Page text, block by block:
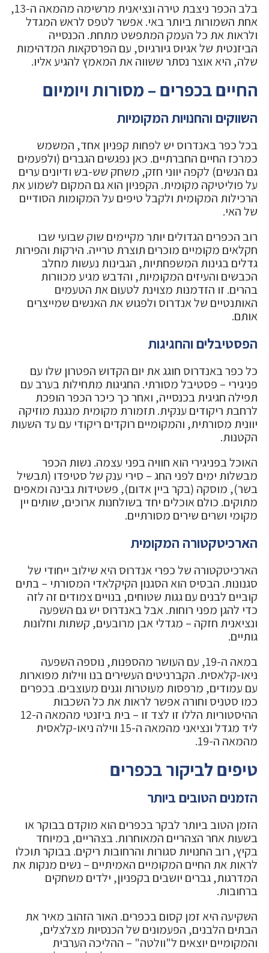
בלב הכפר ניצבת טירה ונציאנית מרשימה מהמאה ה-13,
אחת השמורות ביותר באי. אפשר לטפס לראש המגדל
ולראות את כל העמק המתפשט מתחת. הכנסייה
הביזנטית של אגיוס גיורגיוס, עם הפרסקאות המדהימות
שלה, היא אוצר נסתר ששווה את המאמץ להגיע אליו.
החיים בכפרים – מסורות ויומיום
השווקים והחנויות המקומיות
בכל כפר באנדרוס יש לפחות קפניון אחד, המשמש
כמרכז החיים החברתיים. כאן נפגשים הגברים (ולפעמים
גם הנשים) לקפה יווני חזק, משחק שש-בש ודיונים ערים
על פוליטיקה מקומית. הקפניון הוא גם המקום לשמוע את
הרכילות המקומית ולקבל טיפים על המקומות הסודיים
של האי.
רוב הכפרים הגדולים יותר מקיימים שוק שבועי שבו
חקלאים מקומיים מוכרים תוצרת טרייה. הירקות והפירות
גדלים בגינות המשפחתיות, הגבינות נעשות מחלב
הכבשים והעיזים המקומיות, והדבש מגיע מכוורות
בהרים. זו הזדמנות מצוינת לטעום את הטעמים
האותנטיים של אנדרוס ולפגוש את האנשים שמייצרים
אותם.
הפסטיבלים והחגיגות
כל כפר באנדרוס חוגג את יום הקדוש הפטרון שלו עם
פניגירי – פסטיבל מסורתי. החגיגות מתחילות בערב עם
תפילה חגיגית בכנסייה, ואחר כך כיכר הכפר הופכת
לרחבת ריקודים ענקית. תזמורת מקומית מנגנת מוזיקה
יוונית מסורתית, והמקומיים רוקדים ריקודי עם עד השעות
הקטנות.
האוכל בפניגירי הוא חוויה בפני עצמה. נשות הכפר
מבשלות ימים לפני החג – סירי ענק של סטיפדו (תבשיל
בשר), מוסקה (בקר ביין אדום), פשטידות גבינה ומאפים
מתוקים. כולם אוכלים יחד בשולחנות ארוכים, שותים יין
מקומי ושרים שירים מסורתיים.
הארכיטקטורה המקומית
הארכיטקטורה של כפרי אנדרוס היא שילוב ייחודי של
סגנונות. הבסיס הוא הסגנון הקיקלאדי המסורתי – בתים
קוביים לבנים עם גגות שטוחים, בנויים צמודים זה לזה
כדי להגן מפני רוחות. אבל באנדרוס יש גם השפעה
ונציאנית חזקה – מגדלי אבן מרובעים, קשתות וחלונות
גותיים.
במאה ה-19, עם העושר מהספנות, נוספה השפעה
ניאו-קלאסית. הקברניטים העשירים בנו ווילות מפוארות
עם עמודים, מרפסות מעוטרות וגנים מעוצבים. בכפרים
כמו סטניס וחורה אפשר לראות את כל השכבות
ההיסטוריות הללו זו לצד זו – בית ביזנטי מהמאה ה-12
ליד מגדל ונציאני מהמאה ה-15 ווילה ניאו-קלאסית
מהמאה ה-19.
טיפים לביקור בכפרים
הזמנים הטובים ביותר
הזמן הטוב ביותר לבקר בכפרים הוא מוקדם בבוקר או
בשעות אחר הצהריים המאוחרות. בצהריים, במיוחד
בקיץ, רוב החנויות סגורות והרחובות ריקים. בבוקר תוכלו
לראות את החיים המקומיים האמיתיים – נשים מנקות את
המדרגות, גברים יושבים בקפניון, ילדים משחקים
ברחובות.
השקיעה היא זמן קסום בכפרים. האור הזהוב מאיר את
הבתים הלבנים, הפעמונים של הכנסיות מצלצלים,
והמקומיים יוצאים ל"וולטה" – ההליכה הערבית